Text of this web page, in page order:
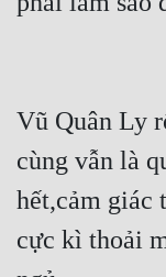
Vũ Quân Ly
cùng vẫn là
hết,cảm giác
cực kì thoải